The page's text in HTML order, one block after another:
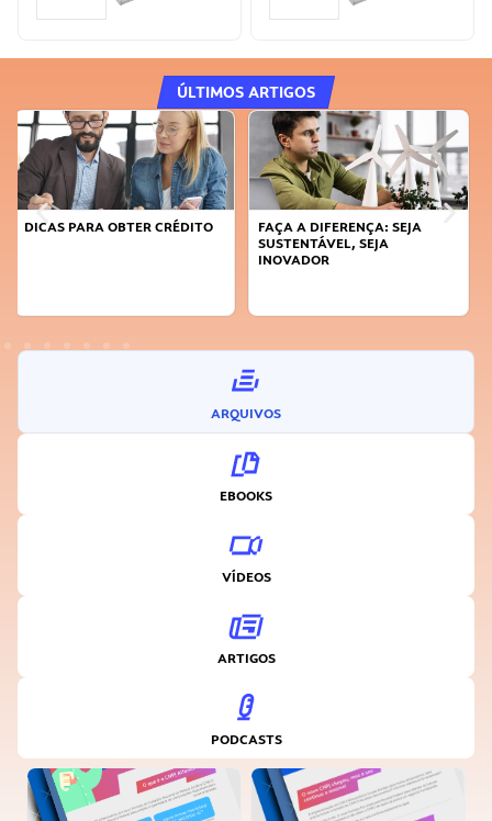
ÚLTIMOS ARTIGOS
FAÇA A DIFERENÇA: SEJA
APRENDA A GERENCIAR O SEU
TEMPO
ARQUIVOS
EBOOKS
VÍDEOS
ARTIGOS
PODCASTS